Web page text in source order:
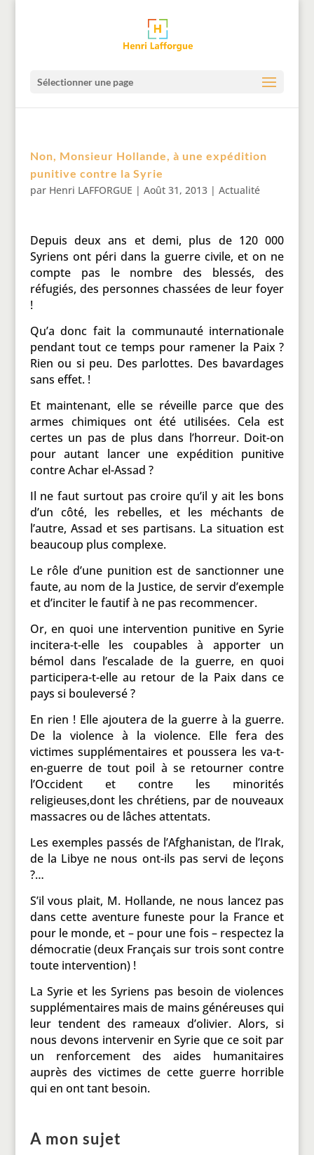
Sélectionner une page
Non, Monsieur Hollande, à une expédition
punitive contre la Syrie
par Henri LAFFORGUE | Août 31, 2013| Actualité
Depuis deux ans et demi, plus de 120 000
Syriens ont péri dans la guerre civile, et on ne
compte pas le nombre des blessés, des
réfugiés, des personnes chassées de leur foyer
!
Qu’a donc fait la communauté internationale
pendant tout ce temps pour ramener la Paix ?
Rien ou si peu. Des parlottes. Des bavardages
sans effet. !
Et maintenant, elle se réveille parce que des
armes chimiques ont été utilisées. Cela est
certes un pas de plus dans l’horreur. Doit-on
pour autant lancer une expédition punitive
contre Achar el-Assad ?
Il ne faut surtout pas croire qu’il y ait les bons
d’un côté, les rebelles, et les méchants de
l’autre, Assad et ses partisans. La situation est
beaucoup plus complexe.
Le rôle d’une punition est de sanctionner une
faute, au nom de la Justice, de servir d’exemple
et d’inciter le fautif à ne pas recommencer.
Or, en quoi une intervention punitive en Syrie
incitera-t-elle les coupables à apporter un
bémol dans l’escalade de la guerre, en quoi
participera-t-elle au retour de la Paix dans ce
pays si bouleversé ?
En rien ! Elle ajoutera de la guerre à la guerre.
De la violence à la violence. Elle fera des
victimes supplémentaires et poussera les va-t-
en-guerre de tout poil à se retourner contre
l’Occident et contre les minorités
religieuses,dont les chrétiens, par de nouveaux
massacres ou de lâches attentats.
Les exemples passés de l’Afghanistan, de l’Irak,
de la Libye ne nous ont-ils pas servi de leçons
?…
S’il vous plait, M. Hollande, ne nous lancez pas
dans cette aventure funeste pour la France et
pour le monde, et – pour une fois – respectez la
démocratie (deux Français sur trois sont contre
toute intervention) !
La Syrie et les Syriens pas besoin de violences
supplémentaires mais de mains généreuses qui
leur tendent des rameaux d’olivier. Alors, si
nous devons intervenir en Syrie que ce soit par
un renforcement des aides humanitaires
auprès des victimes de cette guerre horrible
qui en ont tant besoin.
A mon sujet